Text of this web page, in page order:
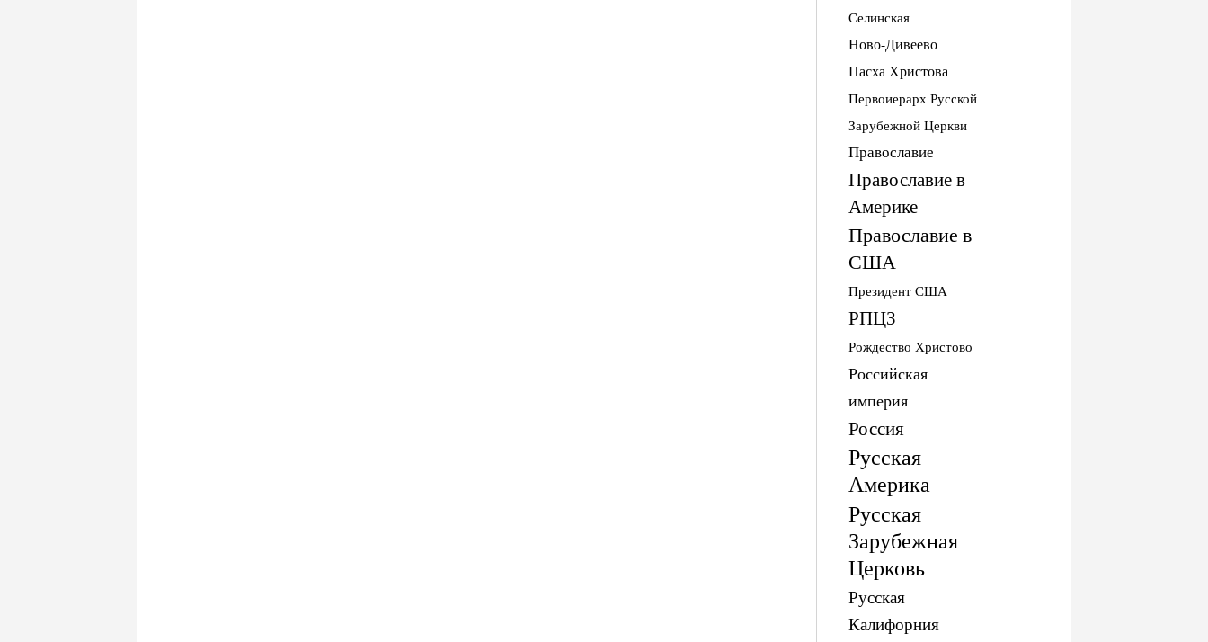
Селинская
Ново-Дивеево
Пасха Христова
Первоиерарх Русской
Зарубежной Церкви
Православие
Православие в
Америке
Православие в
США
Президент США
РПЦЗ
Рождество Христово
Российская
империя
Россия
Русская
Америка
Русская
Зарубежная
Церковь
Русская
Калифорния